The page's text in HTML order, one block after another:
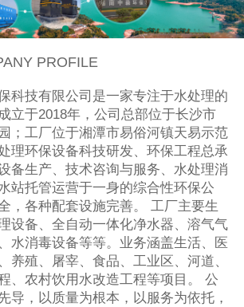
PROFILE
技有限公司是一家专注于水处理的
立于2018年，公司总部位于长沙市
；工厂位于湘潭市易俗河镇天易示范
理环保设备科技研发、环保工程总承
备生产、技术咨询与服务、水处理消
站托管运营于一身的综合性环保公
，各种配套设施完善。 工厂主要生
设备、全自动一体化净水器、溶气气
水消毒设备等等。业务涵盖生活、医
养殖、屠宰、食品、工业区、河道、
、农村饮用水改造工程等项目。 公
导，以质量为根本，以服务为依托，